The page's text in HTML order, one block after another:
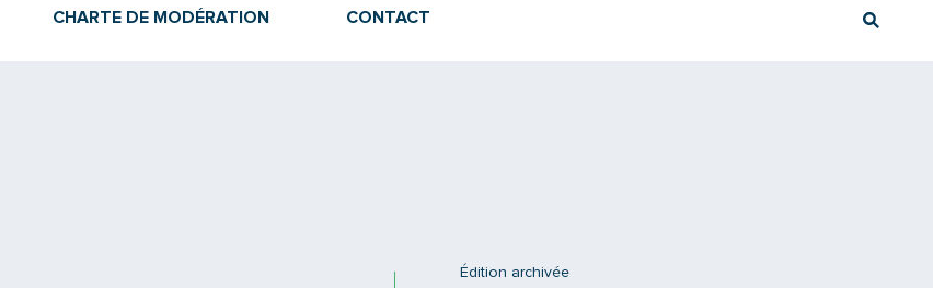
CHARTE DE MODÉRATION CONTACT
Édition archivée